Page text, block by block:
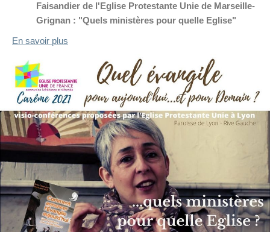
Faisandier de l'Eglise Protestante Unie de Marseille-
Grignan : "Quels ministères pour quelle Eglise"
En savoir plus